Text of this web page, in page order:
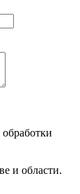
и области.